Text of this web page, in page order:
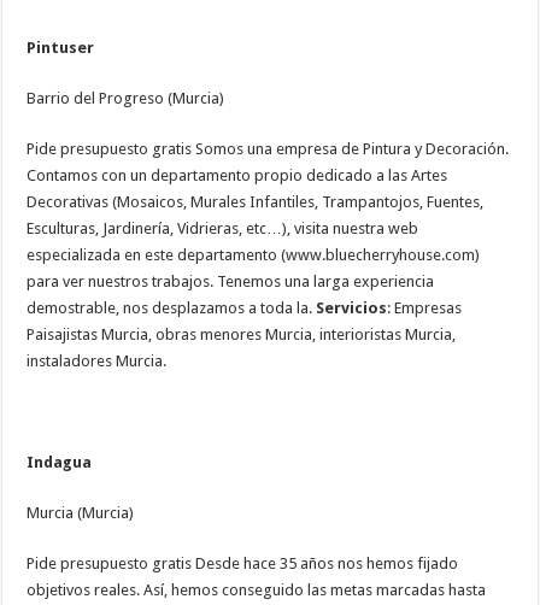
Pintuser
Barrio del Progreso (Murcia)
Pide presupuesto gratis Somos una empresa de Pintura y Decoración.
Contamos con un departamento propio dedicado a las Artes
Decorativas (Mosaicos, Murales Infantiles, Trampantojos, Fuentes,
Esculturas, Jardinería, Vidrieras, etc…), visita nuestra web
especializada en este departamento (www.bluecherryhouse.com)
para ver nuestros trabajos. Tenemos una larga experiencia
demostrable, nos desplazamos a toda la. Servicios: Empresas
Paisajistas Murcia, obras menores Murcia, interioristas Murcia,
instaladores Murcia.
Indagua
Murcia (Murcia)
Pide presupuesto gratis Desde hace 35 años nos hemos fijado
objetivos reales. Así, hemos conseguido las metas marcadas hasta